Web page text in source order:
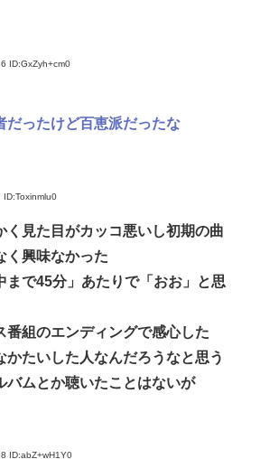
ID:GxZyh+cm0
だったけど百恵派だったな
ID:Toxinmlu0
く見た目がカッコ悪いし初期の曲
く興味なかった
まで45分」あたりで「おお」と思
番組のエンディングで感心した
かたいした人なんだろうなと思う
バムとか聴いたことはないが
ID:abZ+wH1Y0